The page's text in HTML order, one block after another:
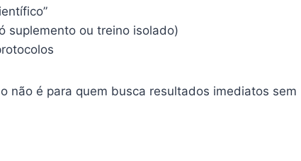
suplemento ou treino isolado)
não é para quem busca resultados imediatos sem